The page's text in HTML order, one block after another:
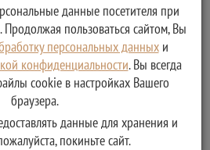
данные посетителя при
пользоваться сайтом, Вы
персональных данныхи
конфиденциальности. Вы всегда
cookie в настройках Вашего
браузера.
данные для хранения и
покиньте сайт.